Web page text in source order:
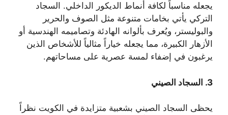
يجعله مناسباً لكافة أنماط الديكور الداخلي. السجاد
التركي يأتي بخامات متنوعة مثل الصوف والحرير
والبوليستر، ويُعرف بألوانه الهادئة وتصاميمه الهندسية أو
الأزهار الكبيرة، مما يجعله خياراً مثالياً للأشخاص الذين
يرغبون في إضفاء لمسة عصرية على مساحاتهم.
3. السجاد الصيني
يحظى السجاد الصيني بشعبية متزايدة في الكويت نظراً